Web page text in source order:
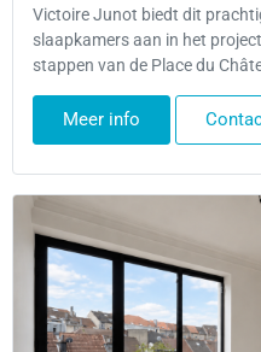
Victoire Junot biedt dit
slaapkamers aan in het
stappen van de Place du
Meer info